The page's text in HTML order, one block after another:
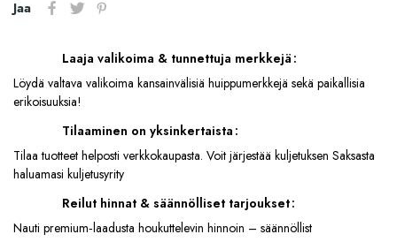
Jaa
Laaja valikoima & tunnettuja merkkejä
Löydä valtava valikoima kansainvälisiä huippumerkkejä sekä paikallisia
erikoisuuksia!
Tilaaminen on yksinkertaista
Tilaa tuotteet helposti verkkokaupasta. Voit järjestää kuljetuksen Saksasta
haluamasi kuljetusyrity
Reilut hinnat & säännölliset tarjoukset
Nauti premium‑laadusta houkuttelevin hinnoin – säännöllist